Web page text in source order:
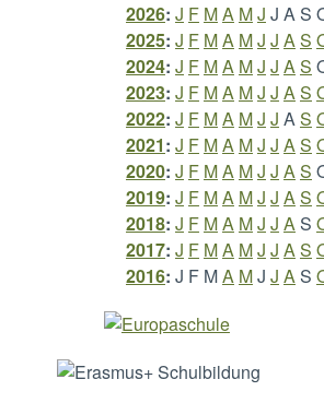
2026: J F MA MJ J AS
2025: J F MA MJ J AS
2024: J F MA MJ J AS
2023: J F MA MJ J AS
2022: J F MA MJ J AS
2021: J F MA MJ J AS
2020: J F MA MJ J AS
2019: J F MA MJ J AS
2018: J F MA MJ J AS
2017: J F MA MJ J AS
2016: J F MA MJ J AS